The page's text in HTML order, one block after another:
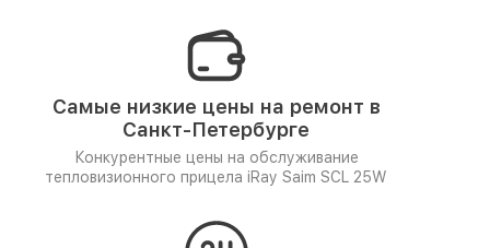
Самые низкие цены на ремонт в
Санкт-Петербурге
Конкурентные цены на обслуживание
тепловизионного прицела iRay Saim SCL 25W